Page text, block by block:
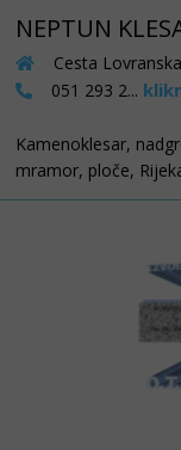
NEPTUN
Cesta
051 293 2...
Kamenoklesar,
mramor, ploče,